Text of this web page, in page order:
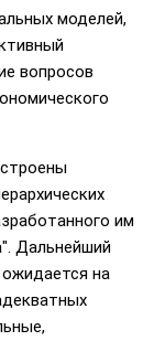
моделей,
вопросов
им
Дальнейший
на